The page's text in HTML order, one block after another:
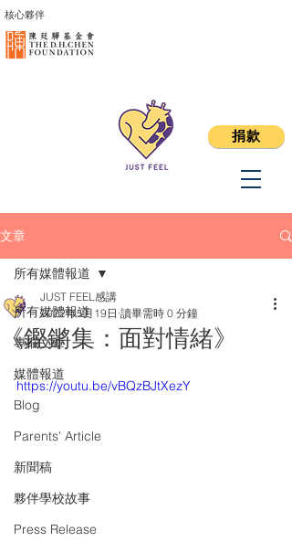
捐款
核心夥伴
文章
所有媒體報道
專欄文章
媒體報道
Blog
Parents' Article
新聞稿
夥伴學校故事
Press Release
所有媒體報道
《鏗鏘集：面對情緒》
JUST FEEL感講
2022年5月19日 讀畢需時 0 分鐘
https://youtu.be/vBQzBJtXezY